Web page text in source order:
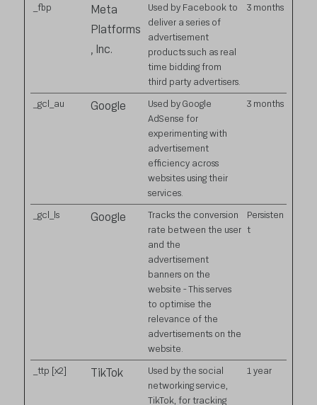
_fbp
Meta
Platforms
, Inc.
Used by Facebook to
deliver a series of
advertisement
products such as real
time bidding from
third party advertisers.
3 months
_gcl_au Google
Used by Google
AdSense for
experimenting with
advertisement
efficiency across
websites using their
services.
3 months
_gcl_ls Google
Tracks the conversion
rate between the user
and the
advertisement
banners on the
website - This serves
to optimise the
relevance of the
advertisements on the
website.
Persisten
t
_ttp [x2] TikTok
Used by the social
networking service,
TikTok, for tracking
1 year